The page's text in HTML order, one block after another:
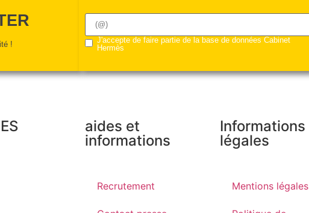
!
J'accepte de faire partie de la base de données Cabinet
Hermès
aides et
informations
Recrutement
Informations
légales
Mentions légales